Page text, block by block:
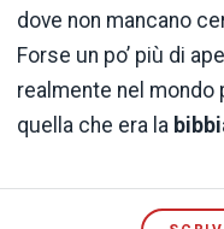
dove non mancano
Forse un po’ più di
realmente nel
quella che era la